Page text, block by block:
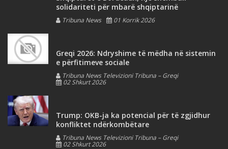
solidariteti për mbarë shqiptarinë
Tribuna News 01 Korrik 2026
Greqi 2026: Ndryshime të mëdha në sistemin
e përfitimeve sociale
Tribuna News Televizioni Tribuna – Greqi
02 Shkurt 2026
Trump: OKB-ja ka potencial për të zgjidhur
konfliktet ndërkombëtare
Tribuna News Televizioni Tribuna – Greqi
02 Shkurt 2026